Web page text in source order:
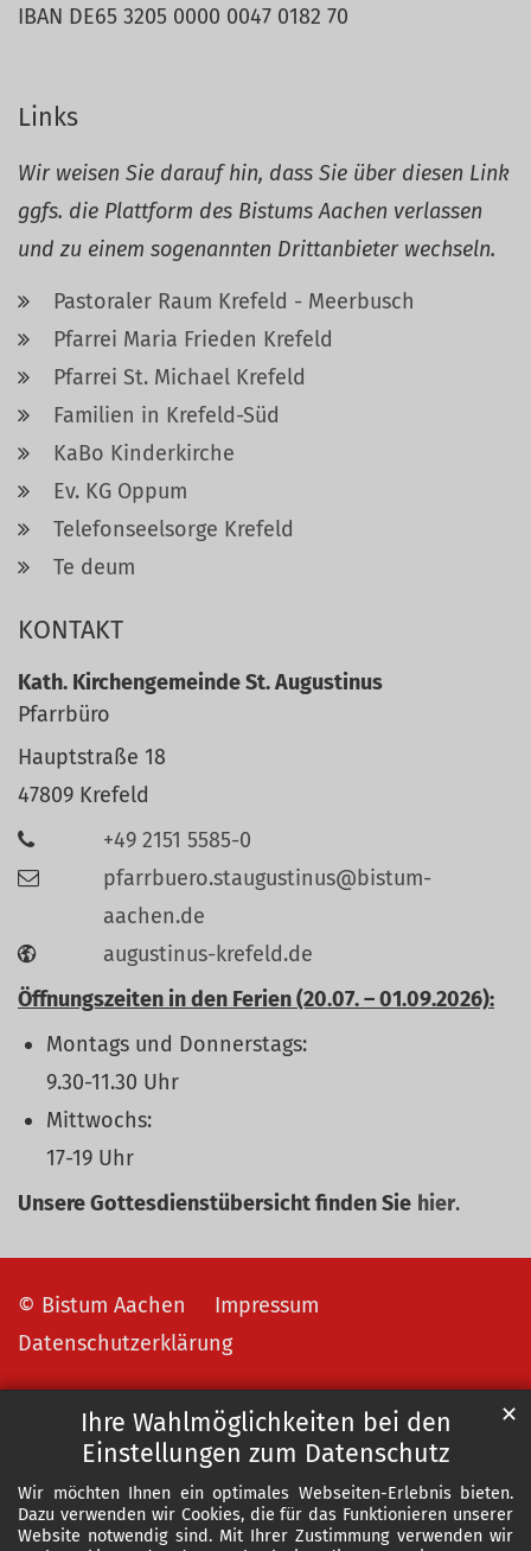
Ihre Wahlmöglichkeiten bei den
Einstellungen zum Datenschutz
Wir möchten Ihnen ein optimales Webseiten-Erlebnis bieten.
Dazu verwenden wir Cookies, die für das Funktionieren unserer
Website notwendig sind. Mit Ihrer Zustimmung verwenden wir
✕
IBAN DE65 3205 0000 0047 0182 70
Links
Wir weisen Sie darauf hin, dass Sie über diesen Link
ggfs. die Plattform des Bistums Aachen verlassen
und zu einem sogenannten Drittanbieter wechseln.
Pastoraler Raum Krefeld - Meerbusch
Pfarrei Maria Frieden Krefeld
Pfarrei St. Michael Krefeld
Familien in Krefeld-Süd
KaBo Kinderkirche
Ev. KG Oppum
Telefonseelsorge Krefeld
Te deum
KONTAKT
Kath. Kirchengemeinde St. Augustinus
Pfarrbüro
Hauptstraße 18
47809 Krefeld
+49 2151 5585-0
pfarrbuero.staugustinus@bistum-
aachen.de
augustinus-krefeld.de
Öffnungszeiten in den Ferien (20.07. – 01.09.2026):
Montags und Donnerstags:
9.30-11.30 Uhr
Mittwochs:
17-19 Uhr
Unsere Gottesdienstübersicht finden Sie hier.
© Bistum Aachen
Impressum
Datenschutzerklärung